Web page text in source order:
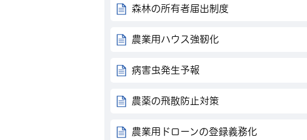
森林の所有者届出制度
農業用ハウス強靭化
病害虫発生予報
農薬の飛散防止対策
農業用ドローンの登録義務化